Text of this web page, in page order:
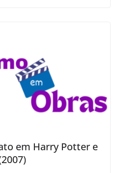
em Harry Potter e